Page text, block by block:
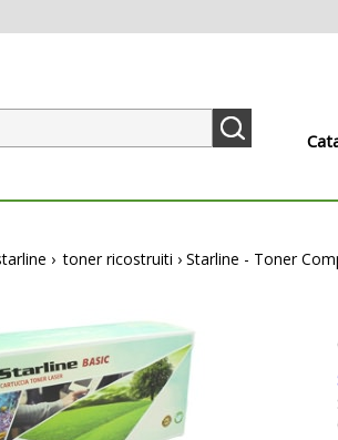
› toner ricostruiti › Starline - Toner